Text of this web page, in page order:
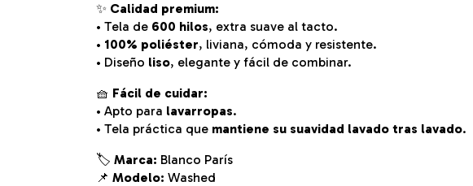
✨ Calidad premium:
• Tela de 600 hilos, extra suave al tacto.
• 100% poliéster, liviana, cómoda y resistente.
• Diseño liso, elegante y fácil de combinar.
🧺 Fácil de cuidar:
• Apto para lavarropas.
• Tela práctica que mantiene su suavidad lavado tras lavado.
🏷️ Marca: Blanco París
📌 Modelo: Washed